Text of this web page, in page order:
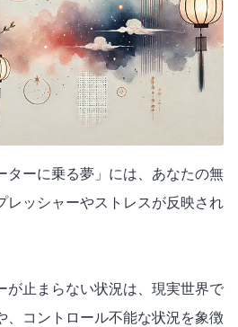
ターに乗る夢」には、あなたの無
レッシャーやストレスが反映され
が止まらない状況は、現実世界で
、コントロール不能な状況を象徴